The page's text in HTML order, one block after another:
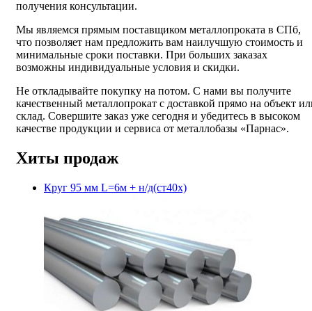
получения консультации.
Мы являемся прямым поставщиком металлопроката в СПб,
что позволяет нам предложить вам наилучшую стоимость и
минимальные сроки поставки. При больших заказах
возможны индивидуальные условия и скидки.
Не откладывайте покупку на потом. С нами вы получите
качественный металлопрокат с доставкой прямо на объект
склад. Совершите заказ уже сегодня и убедитесь в высоком
качестве продукции и сервиса от металлобазы «Парнас».
Хиты продаж
Круг 95 мм L=6м + н/д(ст40х)